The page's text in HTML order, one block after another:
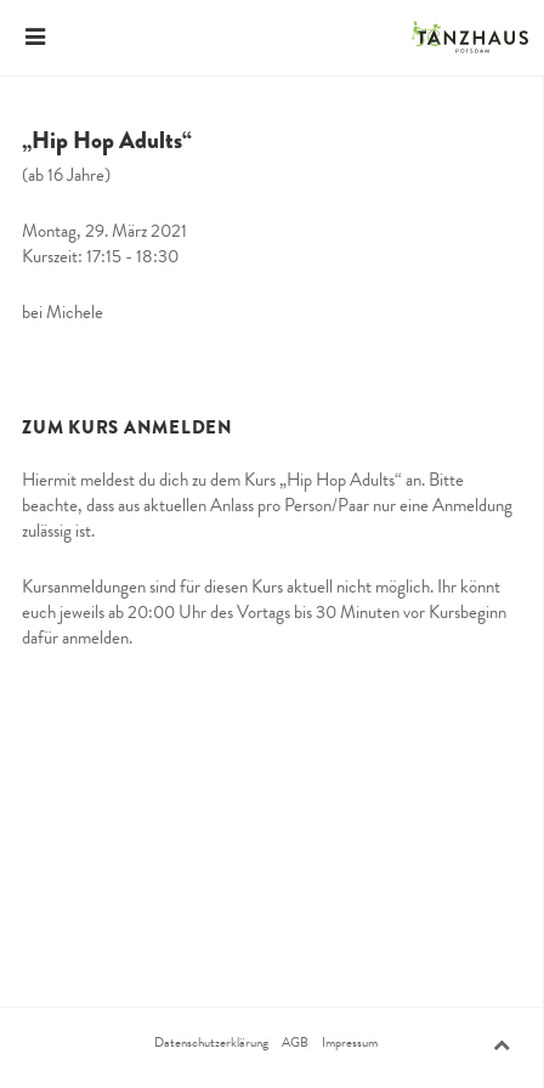
„Hip Hop Adults“
(ab 16 Jahre)
Montag, 29. März 2021
Kurszeit: 17:15 - 18:30
bei Michele
ZUM KURS ANMELDEN
Hiermit meldest du dich zu dem Kurs „Hip Hop Adults“ an. Bitte
beachte, dass aus aktuellen Anlass pro Person/Paar nur eine Anmeldung
zulässig ist.
Kursanmeldungen sind für diesen Kurs aktuell nicht möglich. Ihr könnt
euch jeweils ab 20:00 Uhr des Vortags bis 30 Minuten vor Kursbeginn
dafür anmelden.
Datenschutzerklärung AGB Impressum